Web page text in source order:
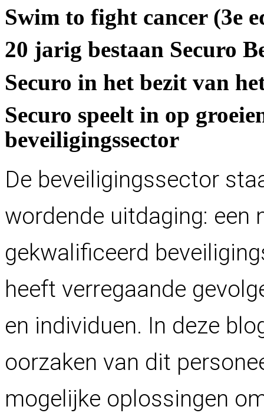
Swim to fight cancer (3e e
20 jarig bestaan Securo B
Securo in het bezit van he
Securo speelt in op groeie
beveiligingssector
De beveiligingssector
wordende uitdaging: een
gekwalificeerd
heeft verregaande
en individuen. In deze
oorzaken van dit
mogelijke oplossingen